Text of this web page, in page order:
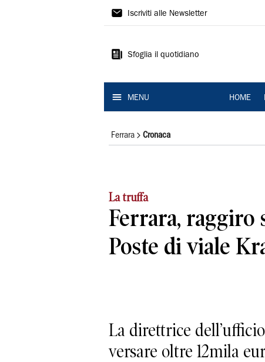
La
Ferrara
Iscriviti alle Newsletter
Sfoglia il quotidiano
MENU HOME
Ferrara Cronaca
La truffa
Ferrara, raggiro
Poste di viale
La direttrice
versare oltre 12mila